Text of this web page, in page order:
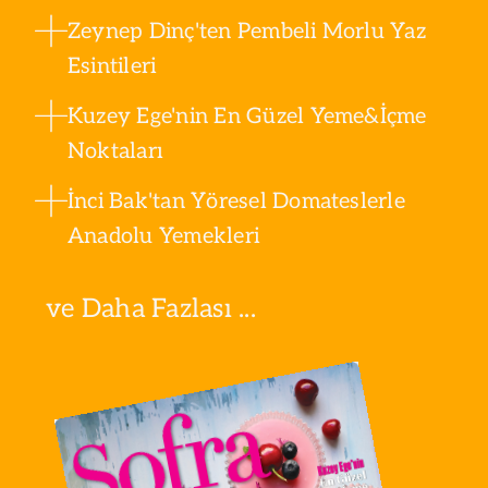
Zeynep Dinç'ten Pembeli Morlu Yaz
Esintileri
Kuzey Ege'nin En Güzel Yeme&İçme
Noktaları
İnci Bak'tan Yöresel Domateslerle
Anadolu Yemekleri
ve Daha Fazlası ...